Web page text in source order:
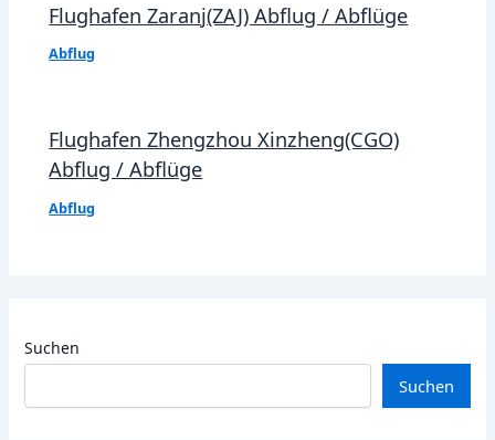
Flughafen Zaranj(ZAJ) Abflug / Abflüge
Abflug
Flughafen Zhengzhou Xinzheng(CGO)
Abflug / Abflüge
Abflug
Suchen
Suchen